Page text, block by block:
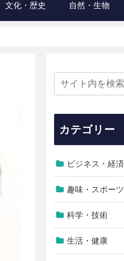
文化・歴史 自然・生物
カテゴリー
ビジネス・経済
趣味・スポーツ
科学・技術
生活・健康